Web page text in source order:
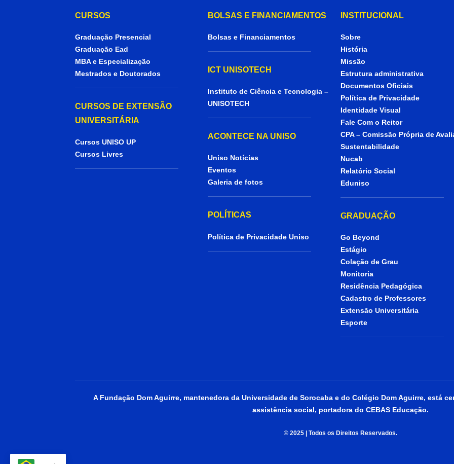
CURSOS
Graduação Presencial
Graduação Ead
MBA e Especialização
Mestrados e Doutorados
CURSOS DE EXTENSÃO
UNIVERSITÁRIA
Cursos UNISO UP
Cursos Livres
BOLSAS E FINANCIAMENTOS
Bolsas e Financiamentos
ICT UNISOTECH
Instituto de Ciência e Tecnologia –
UNISOTECH
ACONTECE NA UNISO
Uniso Notícias
Eventos
Galeria de fotos
POLÍTICAS
Política de Privacidade Uniso
INSTITUCIONAL
Sobre
História
Missão
Estrutura administrativa
Documentos Oficiais
Política de Privacidade
Identidade Visual
Fale Com o Reitor
CPA – Comissão Própria de
Sustentabilidade
Nucab
Relatório Social
Eduniso
GRADUAÇÃO
Go Beyond
Estágio
Colação de Grau
Monitoria
Residência Pedagógica
Cadastro de Professores
Extensão Universitária
Esporte
A Fundação Dom Aguirre, mantenedora da Universidade de Sorocaba e do Colégio Dom Aguirre, está
assistência social, portadora do CEBAS Educação.
© 2025 | Todos os Direitos Reservados.